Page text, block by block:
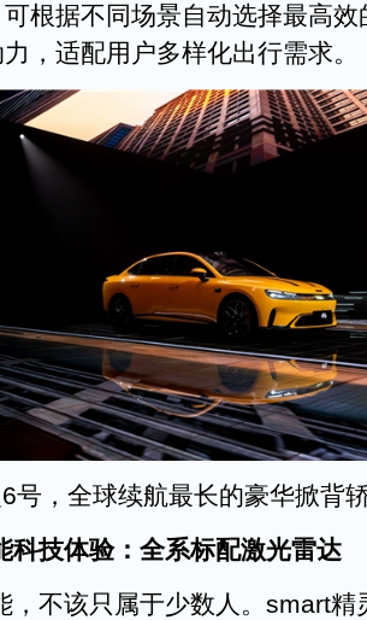
根据不同场景自动选择最高
，适配用户多样化出行需求。
号，全球续航最长的豪华掀背
科技体验：全系标配激光雷达
，不该只属于少数人。smart精